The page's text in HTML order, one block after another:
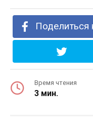
Поделиться
Время чтения
3 мин.